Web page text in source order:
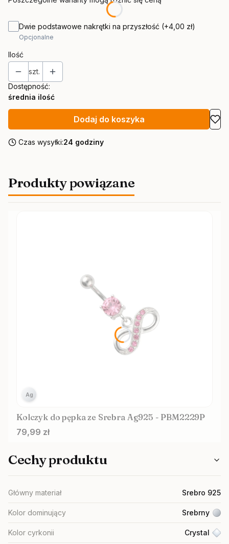
Dwie podstawowe nakrętki na przyszłość (+4,00 zł)
Opcjonalne
Ilość
szt.
Dostępność:
średnia ilość
Dodaj do koszyka
Czas wysyłki:24 godziny
Produkty powiązane
Ag
Kolczyk do pępka ze Srebra Ag925 - PBM2229P
Cena
79,99 zł
Cechy produktu
Główny materiał Srebro 925
Kolor dominujący Srebrny
Kolor cyrkonii Crystal